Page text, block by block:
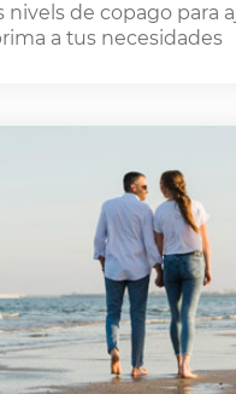
nivels de copago para
a tus necesidades